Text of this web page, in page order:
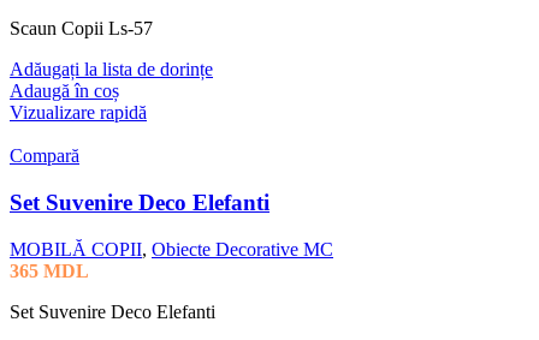
Scaun Copii Ls-57
Adăugați la lista de dorințe
Adaugă în coș
Vizualizare rapidă
Compară
Set Suvenire Deco Elefanti
MOBILĂ COPII, Obiecte Decorative MC
365 MDL
Set Suvenire Deco Elefanti